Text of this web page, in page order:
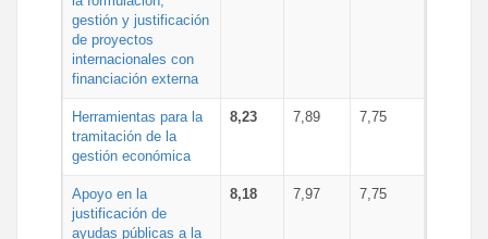
gestión y justificación
de proyectos
internacionales con
financiación externa
Herramientas para la
tramitación de la
gestión económica
8,23 7,89 7,75
Apoyo en la
justificación de
ayudas públicas a la
8,18 7,97 7,75